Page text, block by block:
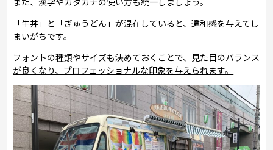
「牛丼」と「ぎゅうどん」が混在していると、違和感を与えてし
まいがちです。
フォントの種類やサイズも決めておくことで、見た目のバランス
が良くなり、プロフェッショナルな印象を与えられます。